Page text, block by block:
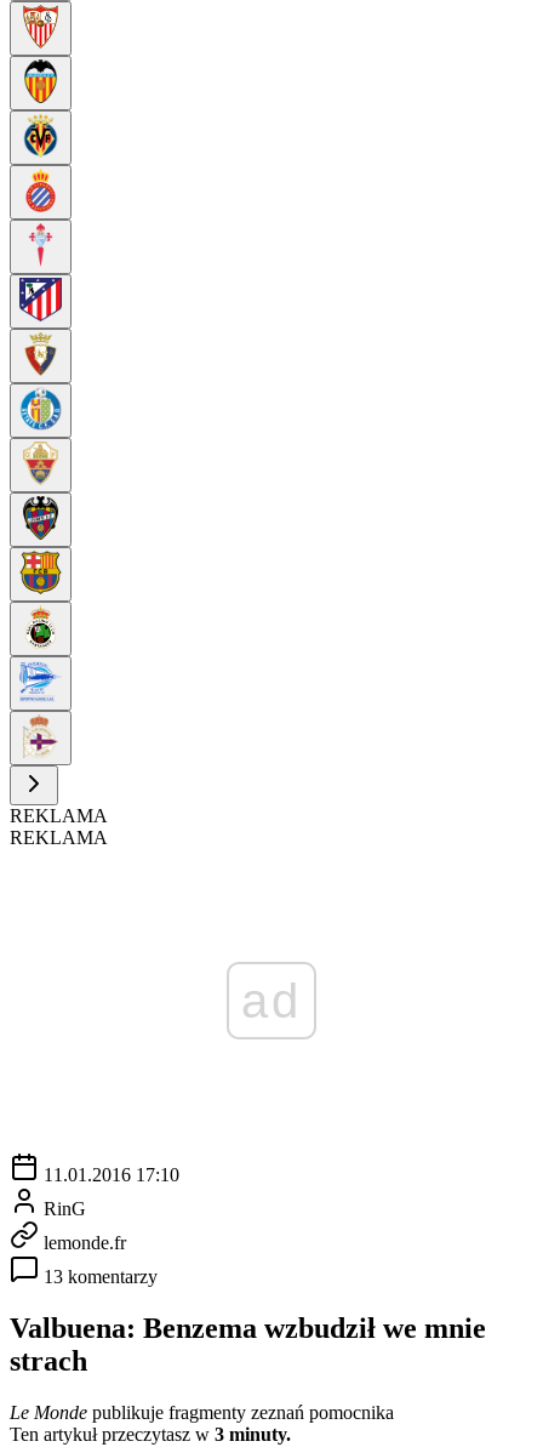
REKLAMA
REKLAMA
ad
11.01.2016 17:10
RinG
lemonde.fr
13 komentarzy
Valbuena: Benzema wzbudził we mnie
strach
Le Monde publikuje fragmenty zeznań pomocnika
Ten artykuł przeczytasz w 3 minuty.